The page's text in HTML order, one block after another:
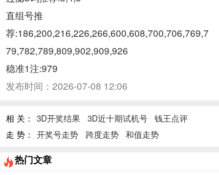
直组号推
荐:186,200,216,226,266,600,608,700,706,769,7
79,782,789,809,902,909,926
稳准1注:979
发布时间： 2026-07-08 12:06
相 关： 3D开奖结果 3D近十期试机号
钱王点评
走 势： 开奖号走势 跨度走势 和值走势
热门文章